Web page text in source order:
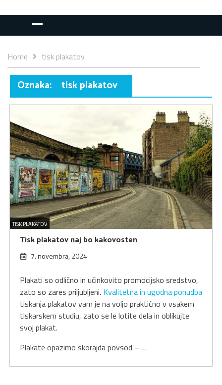
Home tisk plakatov
Oznaka: tisk plakatov
TISK PLAKATOV
Tisk plakatov naj bo kakovosten
7. novembra, 2024
Plakati so odlično in učinkovito promocijsko sredstvo,
zato so zares priljubljeni. Kvalitetna in ugodna ponudba
tiskanja plakatov vam je na voljo praktično v vsakem
tiskarskem studiu, zato se le lotite dela in oblikujte
svoj plakat.
Plakate opazimo skorajda povsod – …